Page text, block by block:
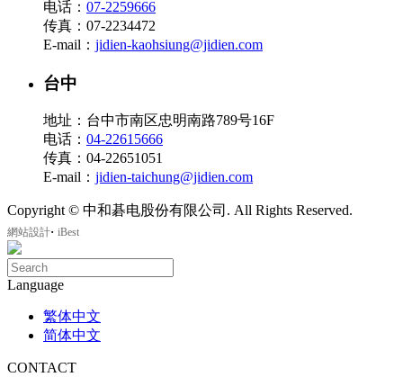
电话： 07-2259666
传真：07-2234472
E-mail： jidien-kaohsiung@jidien.com
台中
地址：台中市南区忠明南路789号16F
电话： 04-22615666
传真：04-22651051
E-mail： jidien-taichung@jidien.com
Copyright © 中和碁电股份有限公司. All Rights Reserved.
網站設計‧ iBest
Language
繁体中文
简体中文
CONTACT